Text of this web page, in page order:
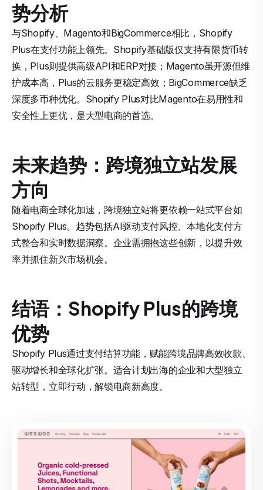
势分析
与Shopify、Magento和BigCommerce相比，Shopify
Plus在支付功能上领先。Shopify基础版仅支持有限货币转
换，Plus则提供高级API和ERP对接；Magento虽开源但维
护成本高，Plus的云服务更稳定高效；BigCommerce缺乏
深度多币种优化。Shopify Plus对比Magento在易用性和
安全性上更优，是大型电商的首选。
未来趋势：跨境独立站发展
方向
随着电商全球化加速，跨境独立站将更依赖一站式平台如
Shopify Plus。趋势包括AI驱动支付风控、本地化支付方
式整合和实时数据洞察。企业需拥抱这些创新，以提升效
率并抓住新兴市场机会。
结语：Shopify Plus的跨境
优势
Shopify Plus通过支付结算功能，赋能跨境品牌高效收款、
驱动增长和全球化扩张。适合计划出海的企业和大型独立
站转型，立即行动，解锁电商新高度。